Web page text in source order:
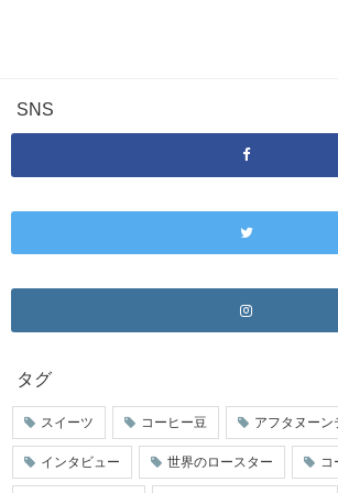
SNS
タグ
スイーツ コーヒー豆 アフタヌーン
インタビュー 世界のロースター コ